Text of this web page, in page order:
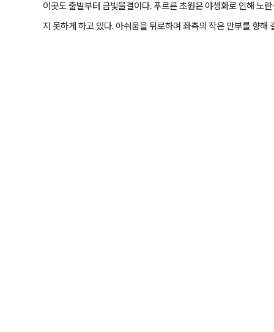
이곳도 출발부터 금빛물결이다. 푸르른 초원은 야생화로 인해 노
지 못하게 하고 있다. 아쉬움을 뒤로하며 좌측의 작은 안부를 향